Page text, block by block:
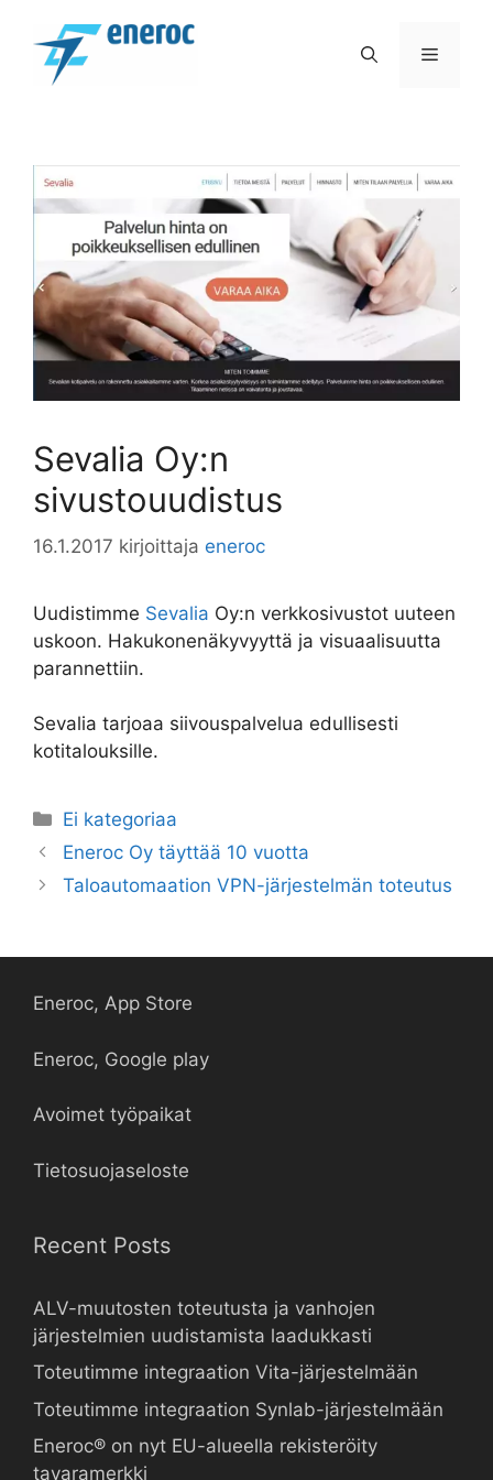
sisältöön
Sevalia Oy:n
sivustouudistus
16.1.2017 kirjoittaja eneroc
Uudistimme Sevalia Oy:n verkkosivustot uuteen
uskoon. Hakukonenäkyvyyttä ja visuaalisuutta
parannettiin.
Sevalia tarjoaa siivouspalvelua edullisesti
kotitalouksille.
Kategoriat
Ei kategoriaa
Eneroc Oy täyttää 10 vuotta
Taloautomaation VPN-järjestelmän toteutus
Eneroc, App Store
Eneroc, Google play
Avoimet työpaikat
Tietosuojaseloste
Recent Posts
ALV-muutosten toteutusta ja vanhojen
järjestelmien uudistamista laadukkasti
Toteutimme integraation Vita-järjestelmään
Toteutimme integraation Synlab-järjestelmään
Eneroc® on nyt EU-alueella rekisteröity
tavaramerkki